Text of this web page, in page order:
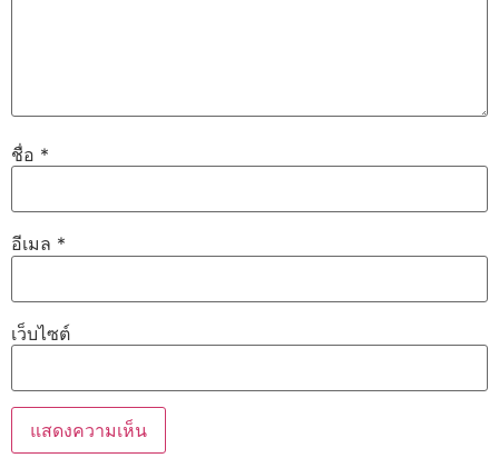
ชื่อ *
อีเมล *
เว็บไซต์